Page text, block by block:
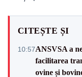
CITEȘTE ȘI
10:57ANSVSA a
facilitarea
ovine și